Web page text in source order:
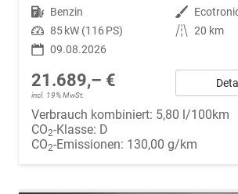
Kraftstoff Benzin Außenfarbe
Leistung 85 kW (116 PS) Kilometerstand 20 km
09.08.2026
21.689,– €
incl. 19% MwSt.
Verbrauch kombiniert: 5,80 l/100km
CO2-Klasse: D
CO2-Emissionen: 130,00 g/km